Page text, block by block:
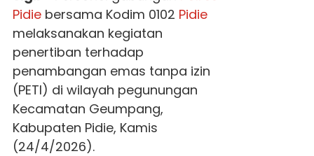
Pidiebersama Kodim 0102 Pidie
melaksanakan kegiatan
penertiban terhadap
penambangan emas tanpa izin
(PETI) di wilayah pegunungan
Kecamatan Geumpang,
Kabupaten Pidie, Kamis
(24/4/2026).